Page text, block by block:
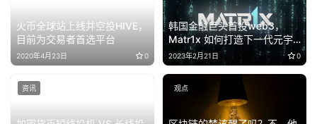
火币全球站上线并空投HIVE，
目前为交易者首选平台
2020年4月23日 0
韩国金融巨头首投web3，
Matr1x 如何打造下一代元宇
宙数字娱乐平台
2023年2月21日 0
资讯 观点